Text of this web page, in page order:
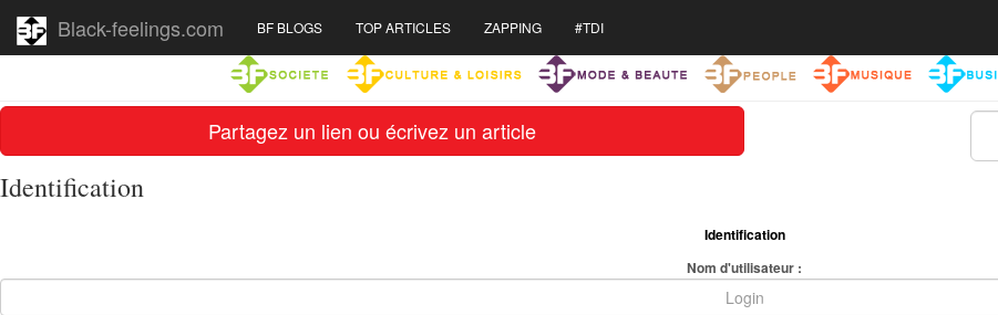
Partagez un lien ou écrivez un article
Black-feelings.com BF BLOGS TOP ARTICLES ZAPPING #TDI
Identification
Identification
Nom d'utilisateur :